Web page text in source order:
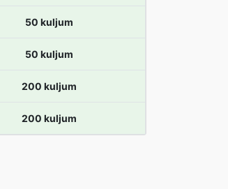
50 kuljum
50 kuljum
200 kuljum
200 kuljum